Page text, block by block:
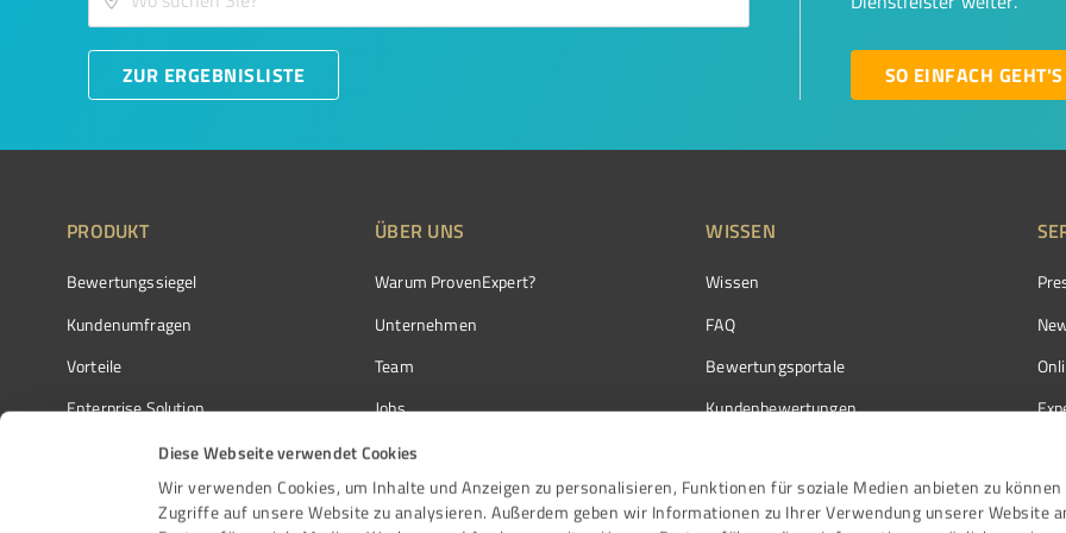
Diese Webseite verwendet Cookies
Wir verwenden Cookies, um Inhalte und Anzeigen zu personalisieren, Funktionen für soziale Medien anbieten zu können
Zugriffe auf unsere Website zu analysieren. Außerdem geben wir Informationen zu Ihrer Verwendung unserer Website
ZUR ERGEBNISLISTE SO EINFACH GEHT'S
PRODUKT
Bewertungssiegel
Kundenumfragen
Vorteile
Enterprise Solution
Partnerprogramm
Auszeichnungen
ÜBER UNS
Warum ProvenExpert?
Unternehmen
Team
Jobs
Kundenstimmen
Kontakt
WISSEN
Wissen
FAQ
Bewertungsportale
Kundenbewertungen
Bewertungs­richtlinien